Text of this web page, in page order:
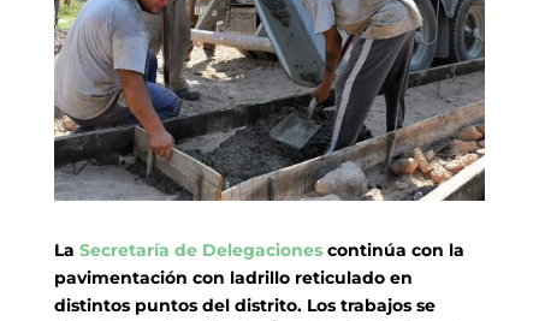
La Secretaría de Delegacionescontinúa con la
pavimentación con ladrillo reticulado en
distintos puntos del distrito. Los trabajos se